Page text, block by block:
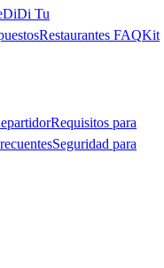
DiDi Tu
Restaurantes FAQKit
Requisitos para
Seguridad para